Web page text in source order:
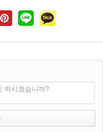
하시겠습니까?